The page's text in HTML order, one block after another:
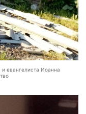
евангелиста Иоанна